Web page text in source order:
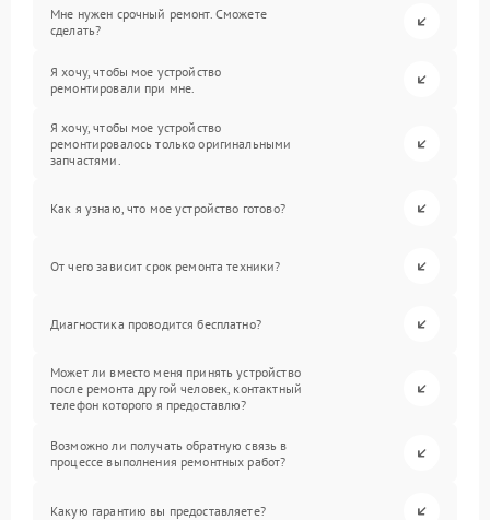
Мне нужен срочный ремонт. Сможете
сделать?
Я хочу, чтобы мое устройство
ремонтировали при мне.
Я хочу, чтобы мое устройство
ремонтировалось только оригинальными
запчастями.
Как я узнаю, что мое устройство готово?
От чего зависит срок ремонта техники?
Диагностика проводится бесплатно?
Может ли вместо меня принять устройство
после ремонта другой человек, контактный
телефон которого я предоставлю?
Возможно ли получать обратную связь в
процессе выполнения ремонтных работ?
Какую гарантию вы предоставляете?